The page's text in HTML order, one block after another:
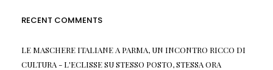
RECENT COMMENTS
LE MASCHERE ITALIANE A PARMA, UN INCONTRO RICCO DI
CULTURA - L'ECLISSESUSTESSO POSTO, STESSA ORA